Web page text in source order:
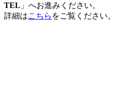
TEL 」へお進みください。
詳細はこちら をご覧ください。